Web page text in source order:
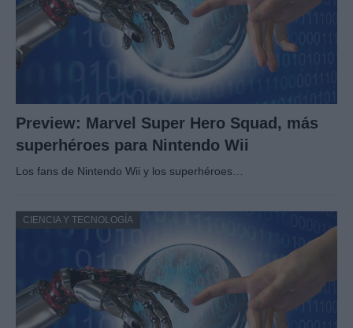
Preview: Marvel Super Hero Squad, más
superhéroes para Nintendo Wii
Los fans de Nintendo Wii y los superhéroes…
CIENCIA Y TECNOLOGÍA